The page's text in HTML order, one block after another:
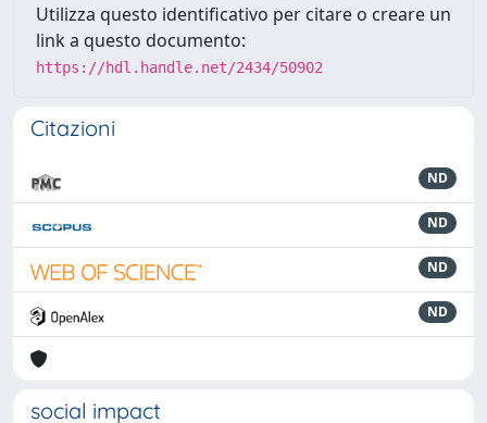
Utilizza questo identificativo per citare o creare un
link a questo documento:
https://hdl.handle.net/2434/50902
Citazioni
ND
ND
ND
ND
social impact